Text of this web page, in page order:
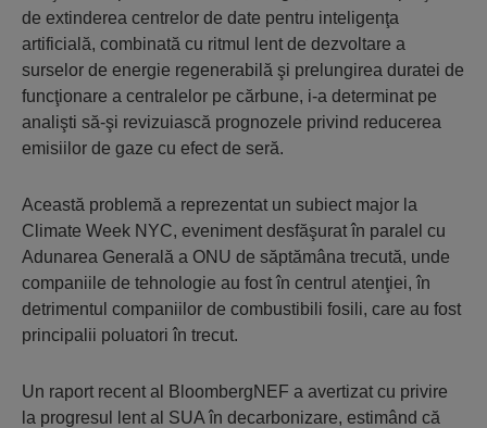
de extinderea centrelor de date pentru inteligenţa
artificială, combinată cu ritmul lent de dezvoltare a
surselor de energie regenerabilă şi prelungirea duratei de
funcţionare a centralelor pe cărbune, i-a determinat pe
analişti să-şi revizuiască prognozele privind reducerea
emisiilor de gaze cu efect de seră.
Această problemă a reprezentat un subiect major la
Climate Week NYC, eveniment desfăşurat în paralel cu
Adunarea Generală a ONU de săptămâna trecută, unde
companiile de tehnologie au fost în centrul atenţiei, în
detrimentul companiilor de combustibili fosili, care au fost
principalii poluatori în trecut.
Un raport recent al BloombergNEF a avertizat cu privire
la progresul lent al SUA în decarbonizare, estimând că